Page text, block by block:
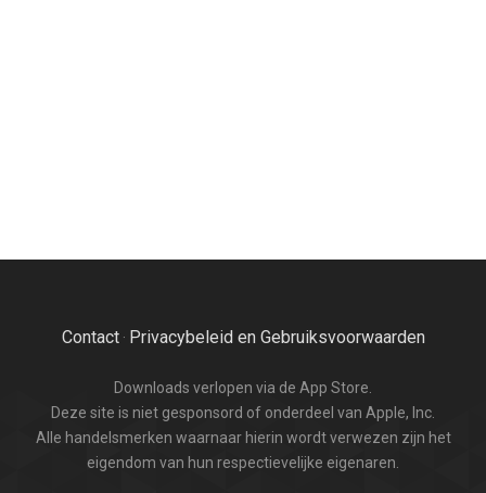
Contact· Privacybeleid en Gebruiksvoorwaarden
Downloads verlopen via de App Store.
Deze site is niet gesponsord of onderdeel van Apple, Inc.
Alle handelsmerken waarnaar hierin wordt verwezen zijn het
eigendom van hun respectievelijke eigenaren.